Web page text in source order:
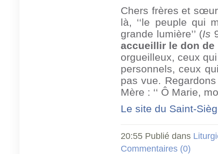
Chers frères et
là, ‘‘le peuple qui
grande lumière’’ (Is
accueillir le don de
orgueilleux, ceux
personnels, ceux
pas vue.
Mère : ‘‘ Ô Marie,
Le site du Saint-
20:55 Publié dans
Commentaires (0)